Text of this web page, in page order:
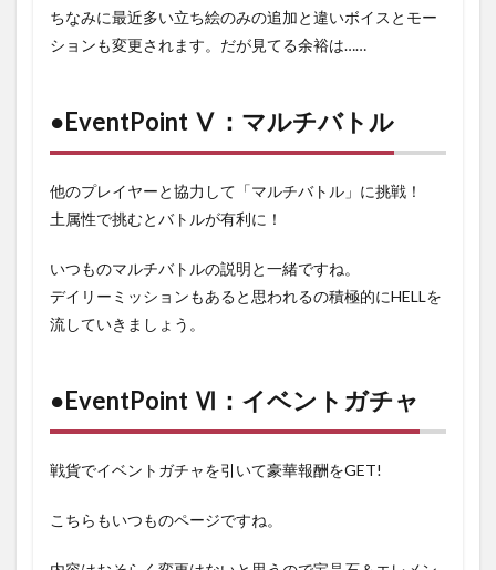
ちなみに最近多い立ち絵のみの追加と違いボイスとモー
ションも変更されます。だが見てる余裕は……
●EventPoint Ⅴ：マルチバトル
他のプレイヤーと協力して「マルチバトル」に挑戦！
土属性で挑むとバトルが有利に！
いつものマルチバトルの説明と一緒ですね。
デイリーミッションもあると思われるの積極的にHELLを
流していきましょう。
●EventPoint Ⅵ：イベントガチャ
戦貨でイベントガチャを引いて豪華報酬をGET!
こちらもいつものページですね。